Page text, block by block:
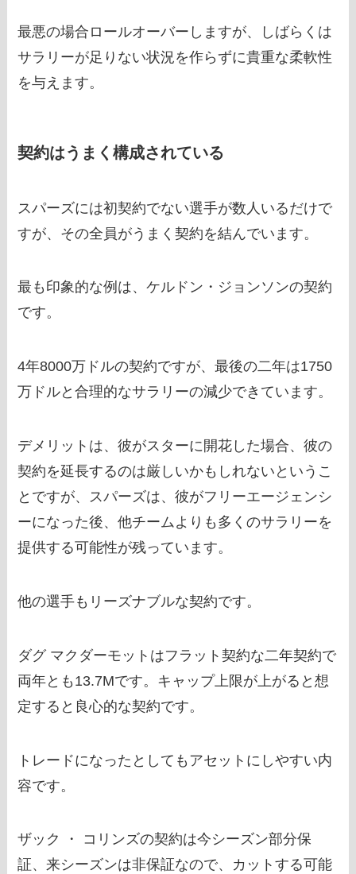
最悪の場合ロールオーバーしますが、しばらくは
サラリーが足りない状況を作らずに貴重な柔軟性
を与えます。
契約はうまく構成されている
スパーズには初契約でない選手が数人いるだけで
すが、その全員がうまく契約を結んでいます。
最も印象的な例は、ケルドン・ジョンソンの契約
です。
4年8000万ドルの契約ですが、最後の二年は1750
万ドルと合理的なサラリーの減少できています。
デメリットは、彼がスターに開花した場合、彼の
契約を延長するのは厳しいかもしれないというこ
とですが、スパーズは、彼がフリーエージェンシ
ーになった後、他チームよりも多くのサラリーを
提供する可能性が残っています。
他の選手もリーズナブルな契約です。
ダグ マクダーモットはフラット契約な二年契約で
両年とも13.7Mです。キャップ上限が上がると想
定すると良心的な契約です。
トレードになったとしてもアセットにしやすい内
容です。
ザック ・ コリンズの契約は今シーズン部分保
証、来シーズンは非保証なので、カットする可能